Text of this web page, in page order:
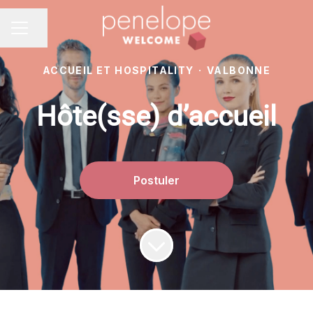
Partager la page
ACCUEIL ET HOSPITALITY · VALBONNE
Hôte(sse) d’accueil
Postuler